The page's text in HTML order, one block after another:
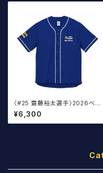
〈#25 齋藤裕太選手〉2026ベー
スボール ウェア
¥6,300